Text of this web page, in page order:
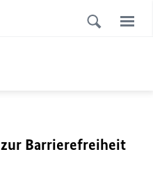
Barrierefreiheit